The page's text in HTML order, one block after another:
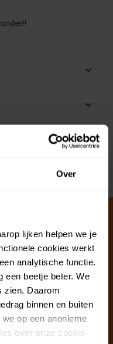
Over
lijken helpen we je
cookies werkt
analytische functie.
een beetje beter. We
zien. Daarom
binnen en buiten
op een anonieme
over onze cookie-
& FAQ
16:00 telefonisch